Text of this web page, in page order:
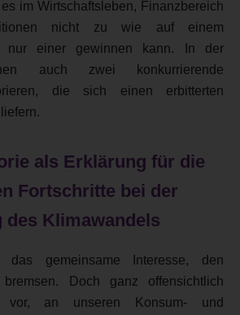
im Wirtschaftsleben, Finanzbereich
nicht zu wie auf einem
nur einer gewinnen kann. In der
auch zwei konkurrierende
die sich einen erbitterten
als Erklärung für die
Fortschritte bei der
des Klimawandels
gemeinsame Interesse, den
Doch ganz offensichtlich
an unseren Konsum- und